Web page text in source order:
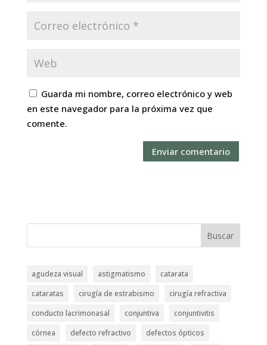
Guarda mi nombre, correo electrónico y web
en este navegador para la próxima vez que
comente.
Buscar
agudeza visual astigmatismo
catarata
cataratas
cirugía de estrabismo
cirugía refractiva
conducto lacrimonasal
conjuntiva
conjuntivitis
córnea
defecto refractivo
defectos ópticos